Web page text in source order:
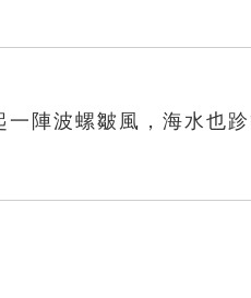
陣波螺皺風，海水也